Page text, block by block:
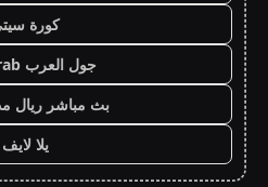
كورة
جول العرب goalarab
بث مباشر ريال
يلا لايف